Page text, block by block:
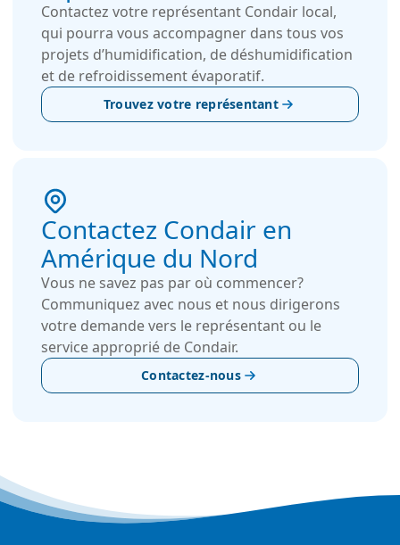
Contactez votre représentant Condair local,
qui pourra vous accompagner dans tous vos
projets d’humidification, de déshumidification
et de refroidissement évaporatif.
Trouvez votre représentant
Contactez Condair en
Amérique du Nord
Vous ne savez pas par où commencer?
Communiquez avec nous et nous dirigerons
votre demande vers le représentant ou le
service approprié de Condair.
Contactez-nous